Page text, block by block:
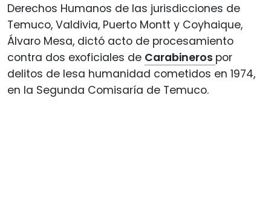
Derechos Humanos de las jurisdicciones de
Temuco, Valdivia, Puerto Montt y Coyhaique,
Álvaro Mesa, dictó acto de procesamiento
contra dos exoficiales de Carabineros por
delitos de lesa humanidad cometidos en 1974,
en la Segunda Comisaría de Temuco.